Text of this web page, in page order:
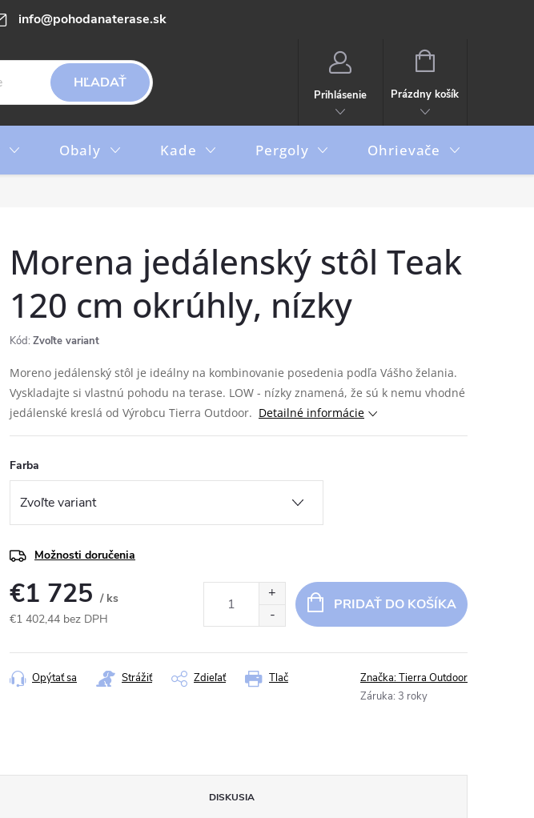
info@pohodanaterase.sk
HĽADAŤ
Prihlásenie
NÁKUPNÝ
Prázdny košík
Obaly Kade Pergoly Ohrievače
Morena jedálenský stôl Teak
120 cm okrúhly, nízky
Kód: Zvoľte variant
Moreno jedálenský stôl je ideálny na kombinovanie posedenia podľa Vášho želania.
Vyskladajte si vlastnú pohodu na terase. LOW - nízky znamená, že sú k nemu vhodné
jedálenské kreslá od Výrobcu Tierra Outdoor. Detailné informácie
Farba
Možnosti doručenia
€1 725 / ks
€1 402,44 bez DPH
cena:
PRIDAŤ DO KOŠÍKA
Tlač
Opýtať sa Strážiť Zdieľať Značka:Tierra Outdoor
Záruka: 3 roky
DISKUSIA